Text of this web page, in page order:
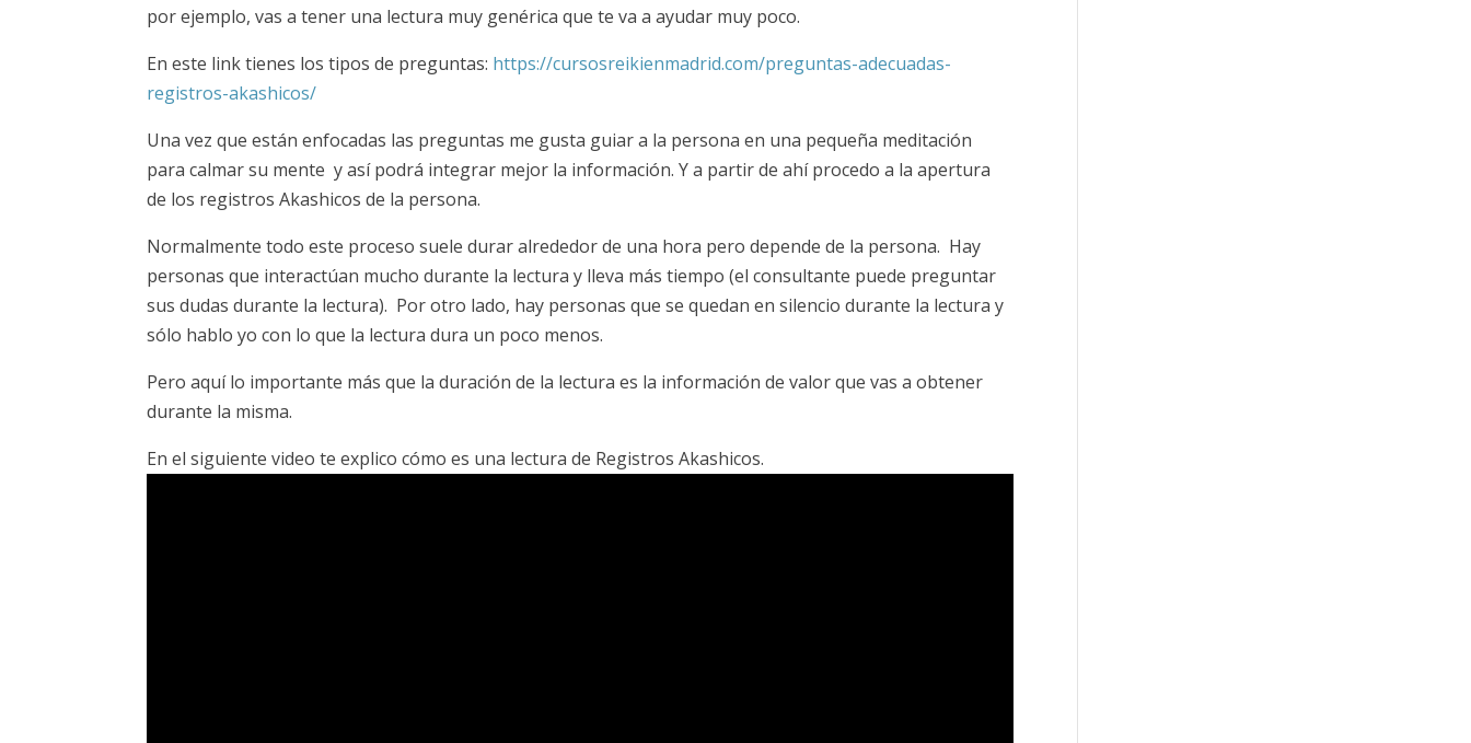
por ejemplo, vas a tener una lectura muy genérica que te va a ayudar muy poco.
En este link tienes los tipos de preguntas: https://cursosreikienmadrid.com/preguntas-adecuadas-
registros-akashicos/
Una vez que están enfocadas las preguntas me gusta guiar a la persona en una pequeña meditación
para calmar su mente y así podrá integrar mejor la información. Y a partir de ahí procedo a la apertura
de los registros Akashicos de la persona.
Normalmente todo este proceso suele durar alrededor de una hora pero depende de la persona. Hay
personas que interactúan mucho durante la lectura y lleva más tiempo (el consultante puede preguntar
sus dudas durante la lectura). Por otro lado, hay personas que se quedan en silencio durante la lectura y
sólo hablo yo con lo que la lectura dura un poco menos.
Pero aquí lo importante más que la duración de la lectura es la información de valor que vas a obtener
durante la misma.
En el siguiente video te explico cómo es una lectura de Registros Akashicos.